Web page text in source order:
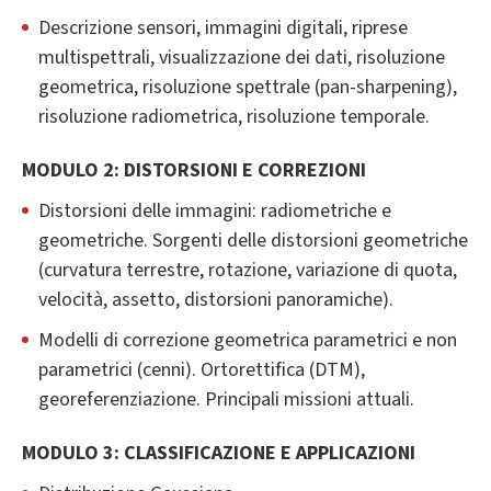
Descrizione sensori, immagini digitali, riprese
multispettrali, visualizzazione dei dati, risoluzione
geometrica, risoluzione spettrale (pan-sharpening),
risoluzione radiometrica, risoluzione temporale.
MODULO 2: DISTORSIONI E CORREZIONI
Distorsioni delle immagini: radiometriche e
geometriche. Sorgenti delle distorsioni geometriche
(curvatura terrestre, rotazione, variazione di quota,
velocità, assetto, distorsioni panoramiche).
Modelli di correzione geometrica parametrici e non
parametrici (cenni). Ortorettifica (DTM),
georeferenziazione. Principali missioni attuali.
MODULO 3: CLASSIFICAZIONE E APPLICAZIONI